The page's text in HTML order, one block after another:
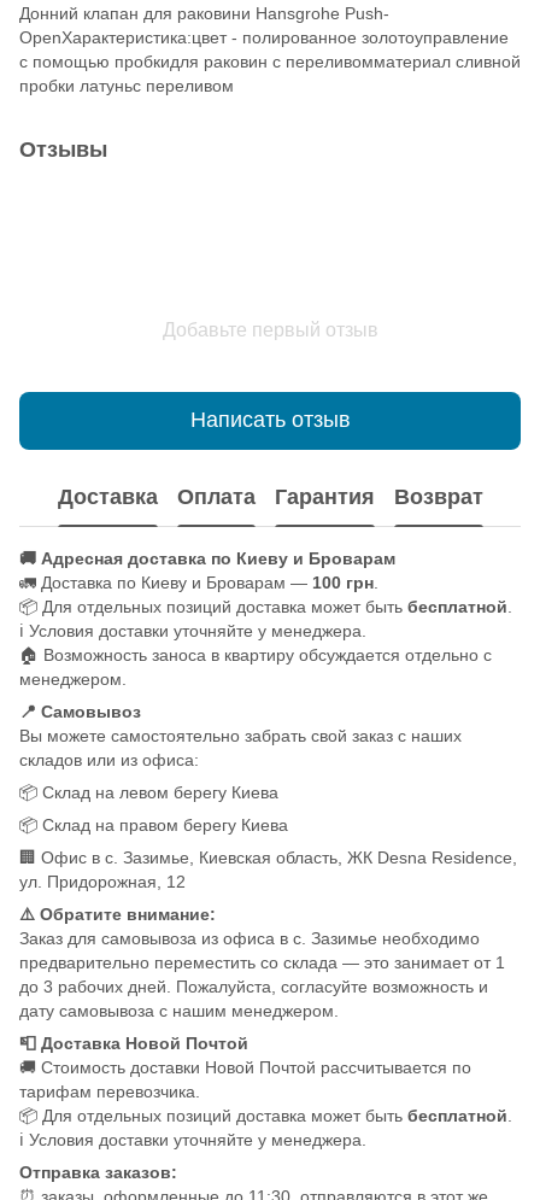
Донний клапан для раковини Hansgrohe Push-
OpenХарактеристика:цвет - полированное золотоуправление
с помощью пробкидля раковин с переливомматериал сливной
пробки латуньс переливом
Отзывы
Добавьте первый отзыв
Написать отзыв
Доставка Оплата Гарантия Возврат
🚚 Адресная доставка по Киеву и Броварам
🚛 Доставка по Киеву и Броварам — 100 грн
📦 Для отдельных позиций доставка может быть бесплатной
ℹ️ Условия доставки уточняйте у менеджера.
🏠 Возможность заноса в квартиру обсуждается отдельно с
менеджером.
📍 Самовывоз
Вы можете самостоятельно забрать свой заказ с наших
складов или из офиса:
📦 Склад на левом берегу Киева
📦 Склад на правом берегу Киева
🏢 Офис в с. Зазимье, Киевская область, ЖК Desna Residence,
ул. Придорожная, 12
⚠️ Обратите внимание:
Заказ для самовывоза из офиса в с. Зазимье необходимо
предварительно переместить со склада — это занимает от 1
до 3 рабочих дней. Пожалуйста, согласуйте возможность и
дату самовывоза с нашим менеджером.
📮 Доставка Новой Почтой
🚚 Стоимость доставки Новой Почтой рассчитывается по
тарифам перевозчика.
📦 Для отдельных позиций доставка может быть бесплатной
ℹ️ Условия доставки уточняйте у менеджера.
Отправка заказов:
⏰ заказы, оформленные до 11:30, отправляются в этот же